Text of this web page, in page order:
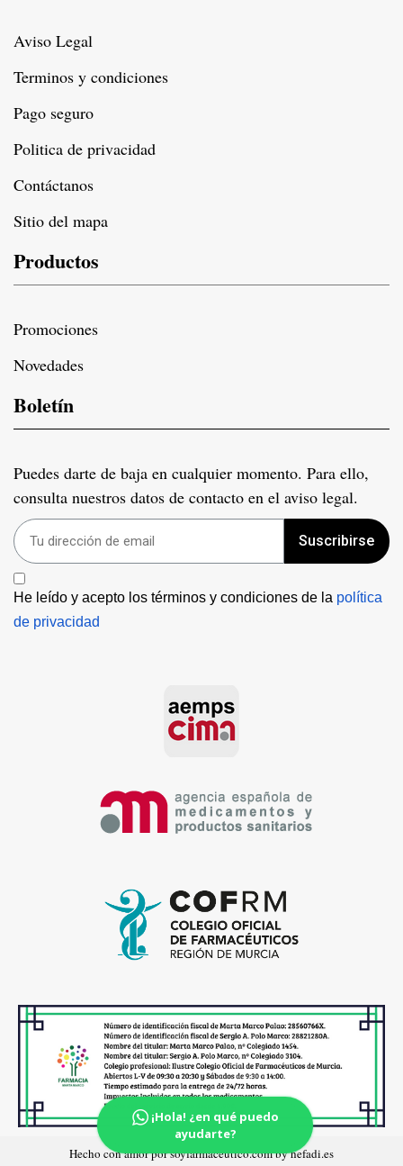
¡Hola! ¿en qué puedo
ayudarte?
Aviso Legal
Terminos y condiciones
Pago seguro
Politica de privacidad
Contáctanos
Sitio del mapa
Productos
Promociones
Novedades
Boletín
Puedes darte de baja en cualquier momento. Para ello,
consulta nuestros datos de contacto en el aviso legal.
Suscribirse
He leído y acepto los términos y condiciones de la política
de privacidad
Hecho con amor por soyfarmaceutico.com by hefadi.es